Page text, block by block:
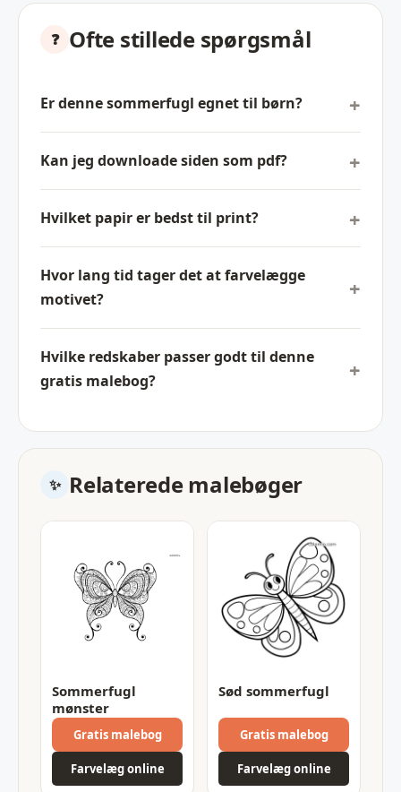
Ofte stillede spørgsmål
Er denne sommerfugl egnet til børn?
Kan jeg downloade siden som pdf?
Hvilket papir er bedst til print?
Hvor lang tid tager det at farvelægge
motivet?
Hvilke redskaber passer godt til denne
gratis malebog?
Relaterede malebøger
Sommerfugl
mønster
Gratis malebog
Farvelæg online
Sød sommerfugl
Gratis malebog
Farvelæg online